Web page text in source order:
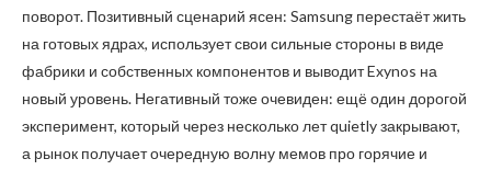
поворот. Позитивный сценарий ясен: Samsung перестаёт жить
на готовых ядрах, использует свои сильные стороны в виде
фабрики и собственных компонентов и выводит Exynos на
новый уровень. Негативный тоже очевиден: ещё один дорогой
эксперимент, который через несколько лет quietly закрывают,
а рынок получает очередную волну мемов про горячие и